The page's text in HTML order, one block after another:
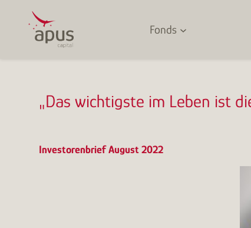
springen
Fonds
„Das wichtigste im Leben ist
Investorenbrief August 2022